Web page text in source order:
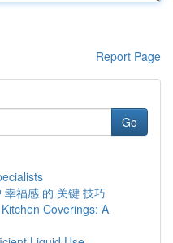
Report Page
Go
幸福感 的 关键 技巧
Coverings: A